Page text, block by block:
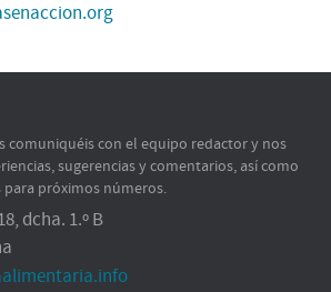
comuniquéis con el equipo redactor y nos
sugerencias y comentarios, así como
para próximos números.
dcha. 1.º B